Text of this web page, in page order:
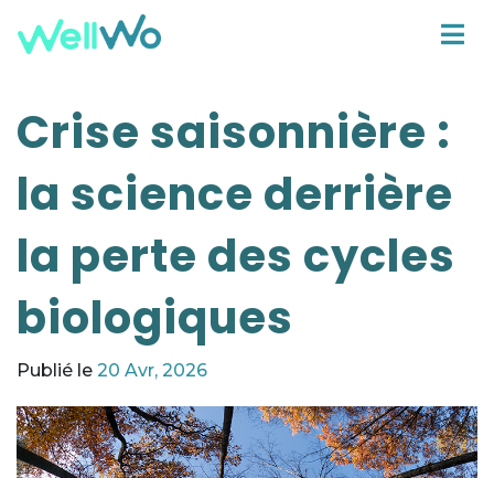
Crise saisonnière :
la science derrière
la perte des cycles
biologiques
Publié le 20 Avr, 2026